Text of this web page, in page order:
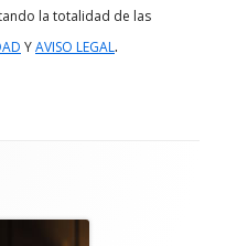
la totalidad de las
YAVISO LEGAL.